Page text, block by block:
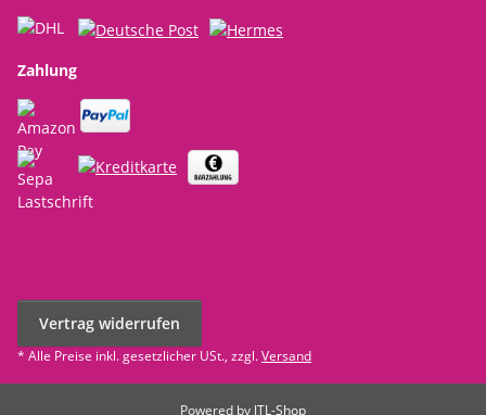
Zahlung
Vertrag widerrufen
* Alle Preise inkl. gesetzlicher USt., zzgl.Versand
Powered by JTL-Shop